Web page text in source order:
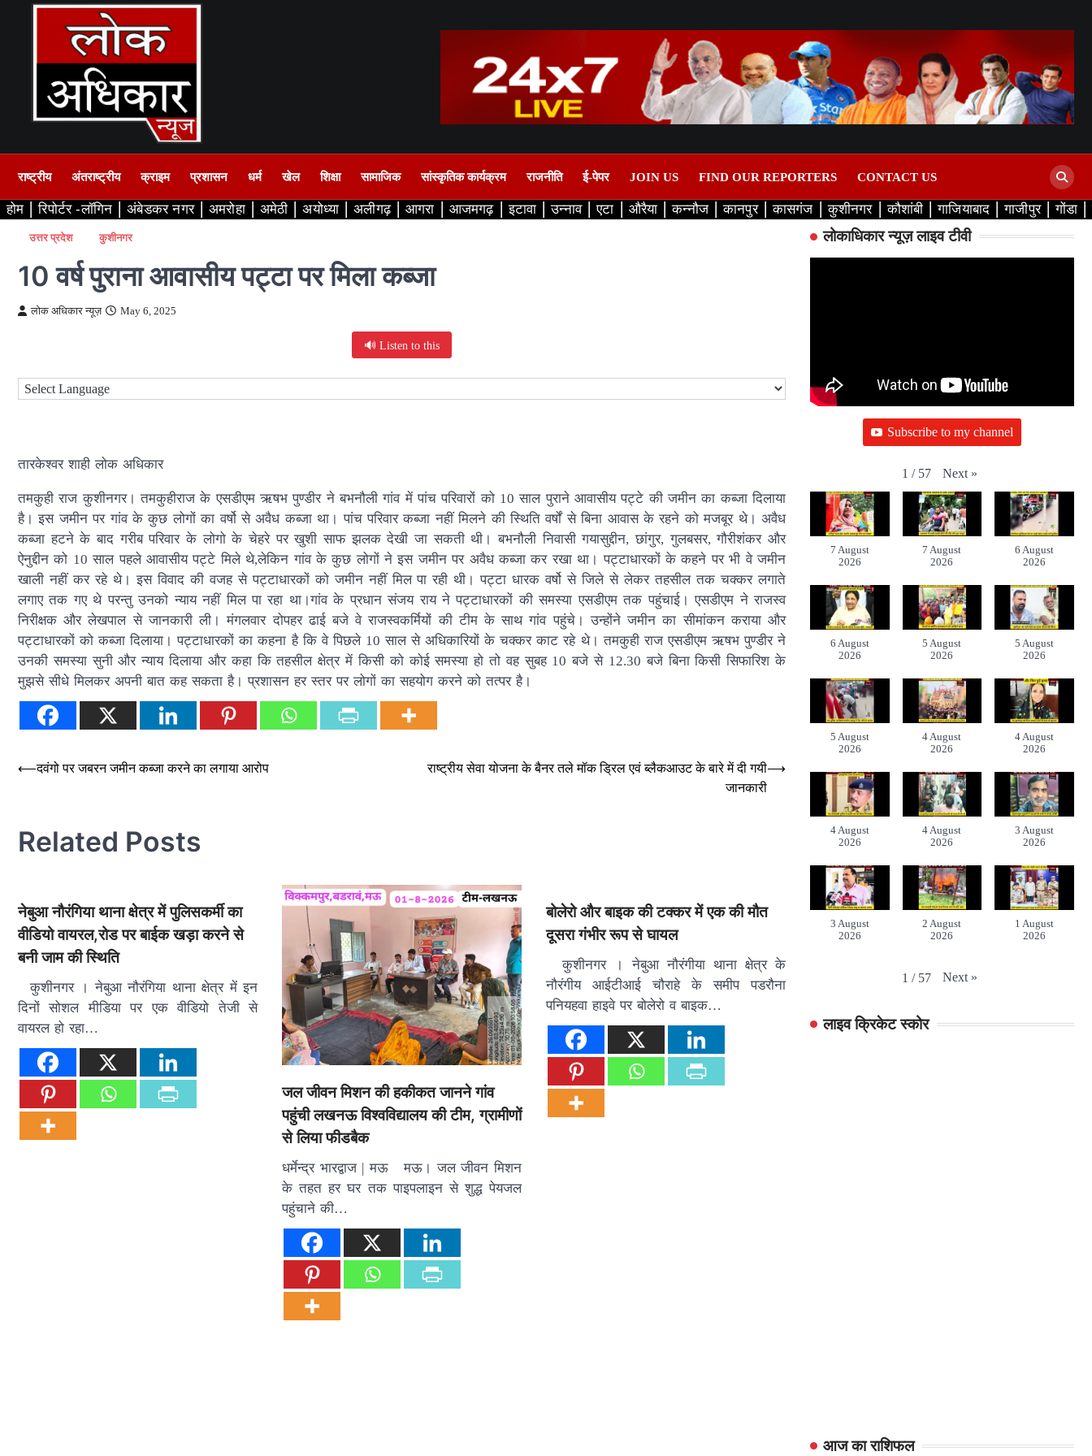
राष्ट्रीय अंतराष्ट्रीय क्राइम प्रशासन धर्म खेल शिक्षा सामाजिक सांस्कृतिक कार्यक्रम राजनीति ई-पेपर JOIN US FIND OUR REPORTERS CONTACT US
होम रिपोर्टर -लॉगिन अंबेडकर नगर अमरोहा अमेठी अयोध्या अलीगढ़ आगरा आजमगढ़ इटावा उन्नाव एटा औरैया कन्नौज कानपुर कासगंज कुशीनगर कौशांबी गाजियाबाद गाजीपुर गोंडा
उत्तर प्रदेश कुशीनगर
10 वर्ष पुराना आवासीय पट्टा पर मिला कब्जा
लोक अधिकार न्यूज़ May 6, 2025
🔊 Listen to this
तारकेश्वर शाही लोक अधिकार
तमकुही राज कुशीनगर। तमकुहीराज के एसडीएम ऋषभ पुण्डीर ने बभनौली गांव में पांच परिवारों को 10 साल पुराने आवासीय पट्टे की जमीन का कब्जा दिलाया
है। इस जमीन पर गांव के कुछ लोगों का वर्षो से अवैध कब्जा था। पांच परिवार कब्जा नहीं मिलने की स्थिति वर्षों से बिना आवास के रहने को मजबूर थे। अवैध
कब्जा हटने के बाद गरीब परिवार के लोगो के चेहरे पर खुशी साफ झलक देखी जा सकती थी। बभनौली निवासी गयासुद्दीन, छांगुर, गुलबसर, गौरीशंकर और
ऐनुद्दीन को 10 साल पहले आवासीय पट्टे मिले थे,लेकिन गांव के कुछ लोगों ने इस जमीन पर अवैध कब्जा कर रखा था। पट्टाधारकों के कहने पर भी वे जमीन
खाली नहीं कर रहे थे। इस विवाद की वजह से पट्टाधारकों को जमीन नहीं मिल पा रही थी। पट्टा धारक वर्षो से जिले से लेकर तहसील तक चक्कर लगाते
लगाए तक गए थे परन्तु उनको न्याय नहीं मिल पा रहा था।गांव के प्रधान संजय राय ने पट्टाधारकों की समस्या एसडीएम तक पहुंचाई। एसडीएम ने राजस्व
निरीक्षक और लेखपाल से जानकारी ली। मंगलवार दोपहर ढाई बजे वे राजस्वकर्मियों की टीम के साथ गांव पहुंचे। उन्होंने जमीन का सीमांकन कराया और
पट्टाधारकों को कब्जा दिलाया। पट्टाधारकों का कहना है कि वे पिछले 10 साल से अधिकारियों के चक्कर काट रहे थे। तमकुही राज एसडीएम ऋषभ पुण्डीर ने
उनकी समस्या सुनी और न्याय दिलाया और कहा कि तहसील क्षेत्र में किसी को कोई समस्या हो तो वह सुबह 10 बजे से 12.30 बजे बिना किसी सिफारिश के
मुझसे सीधे मिलकर अपनी बात कह सकता है। प्रशासन हर स्तर पर लोगों का सहयोग करने को तत्पर है।
Post
⟵दवंगो पर जबरन जमीन कब्जा करने का लगाया आरोप
राष्ट्रीय सेवा योजना के बैनर तले मॉक ड्रिल एवं ब्लैकआउट के बारे में दी गयी
जानकारी
⟶
Related Posts
नेबुआ नौरंगिया थाना क्षेत्र में पुलिसकर्मी का
वीडियो वायरल,रोड पर बाईक खड़ा करने से
बनी जाम की स्थिति
कुशीनगर । नेबुआ नौरंगिया थाना क्षेत्र में इन
दिनों सोशल मीडिया पर एक वीडियो तेजी से
वायरल हो रहा…
जल जीवन मिशन की हकीकत जानने गांव
पहुंची लखनऊ विश्वविद्यालय की टीम, ग्रामीणों
से लिया फीडबैक
धर्मेन्द्र भारद्वाज | मऊ मऊ। जल जीवन मिशन
के तहत हर घर तक पाइपलाइन से शुद्ध पेयजल
पहुंचाने की…
बोलेरो और बाइक की टक्कर में एक की मौत
दूसरा गंभीर रूप से घायल
कुशीनगर । नेबुआ नौरंगीया थाना क्षेत्र के
नौरंगीय आईटीआई चौराहे के समीप पडरौना
पनियहवा हाइवे पर बोलेरो व बाइक…
लोकाधिकार न्यूज़ लाइव टीवी
Subscribe to my channel
1 / 57 Next »
7 August
2026
7 August
2026
6 August
2026
6 August
2026
5 August
2026
5 August
2026
5 August
2026
4 August
2026
4 August
2026
4 August
2026
4 August
2026
3 August
2026
3 August
2026
2 August
2026
1 August
2026
1 / 57 Next »
लाइव क्रिकेट स्कोर
आज का राशिफल